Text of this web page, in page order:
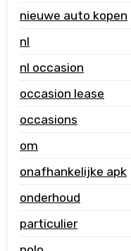
nieuwe auto kopen
nl
nl occasion
occasion lease
occasions
om
onafhankelijke apk
onderhoud
particulier